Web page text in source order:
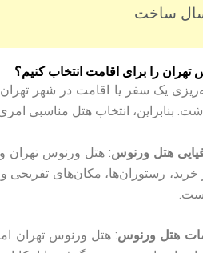
ساخت
را برای اقامت انتخاب کنیم؟
یک سفر یا اقامت در شهر تهران
بنابراین، انتخاب هتل مناسبی
هتل ورنوس: هتل ورنوس تهران
خرید، رستوران‌ها، مکان‌های تفریحی
هتل ورنوس: هتل ورنوس تهران